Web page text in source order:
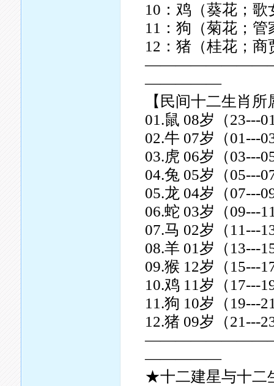
10：鸡（葵花；
11：狗（菊花；
12：猪（桂花；
—————
【民间十二生肖
01.鼠 08岁（23---
02.牛 07岁（01---
03.虎 06岁（03---
04.兔 05岁（05---
05.龙 04岁（07---
06.蛇 03岁（09---
07.马 02岁（11---
08.羊 01岁（13---
09.猴 12岁（15---
10.鸡 11岁（17---
11.狗 10岁（19---
12.猪 09岁（21---
—————
★十二建星与十二